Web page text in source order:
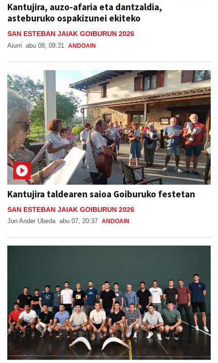
Kantujira, auzo-afaria eta dantzaldia,
asteburuko ospakizunei ekiteko
SAN ESTEBAN JAIAK GOIBURUN 2026
Aiurri abu 08, 09:31 ANDOAIN
Kantujira taldearen saioa Goiburuko festetan
SAN ESTEBAN JAIAK GOIBURUN 2026
Jon Ander Ubeda abu 07, 20:37 ANDOAIN